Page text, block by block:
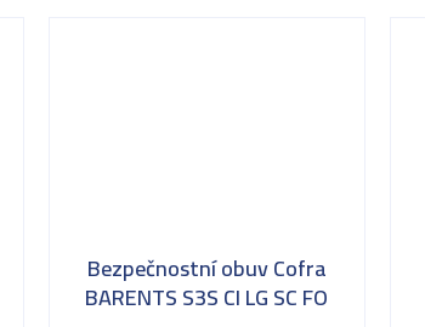
Bezpečnostní obuv Cofra
BARENTS S3S CI LG SC FO